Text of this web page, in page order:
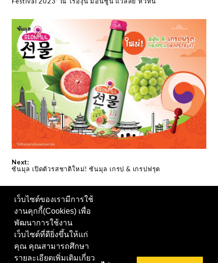
Next:
ซันมุล เปิดตัวรสชาติใหม่! ซันมุล เกรป & เกรปฟรุต
ติดตามเราได้ที่
หรือเยี่ยมชมเว็บอื่นๆในครอบครัว สยาม ไวเนอรี่ |
การคุ้มครองข้อมูลส่วนบุคคล
เว็บไซต์ของเรามีการใช้
งานคุกกี้(Cookies) เพื่อ
พัฒนาการใช้งาน
เว็บไซต์ที่ดียิ่งขึ้นให้แก่
คุณ คุณสามารถศึกษา
รายละเอียดเพิ่มเติมเกี่ยว